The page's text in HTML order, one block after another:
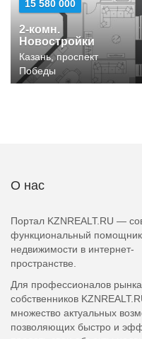
15 580 000
2-комн.
Новостройки
Казань, проспект
Победы
О нас
Портал KZNREALT.RU —
функциональный
недвижимости в интернет-
пространстве.
Для профессионалов
собственников
множество актуальных
позволяющих быстро и